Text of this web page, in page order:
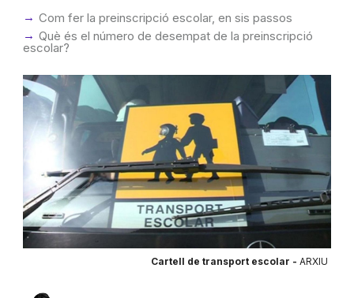
Com fer la preinscripció escolar, en sis passos
Què és el número de desempat de la preinscripció
escolar?
Cartell de transport escolar - ARXIU